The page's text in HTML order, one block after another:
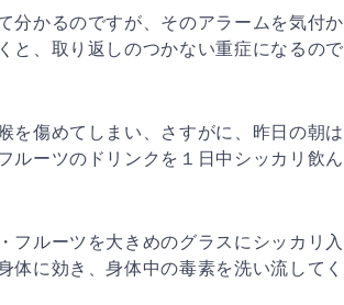
分かるのですが、そのアラームを気付か
と、取り返しのつかない重症になるので
を傷めてしまい、さすがに、昨日の朝は
ルーツのドリ ンクを１日中シッカリ飲ん
・フルーツを大きめのグラスにシッカリ入
体に効き、身体中の毒素を洗い流してく